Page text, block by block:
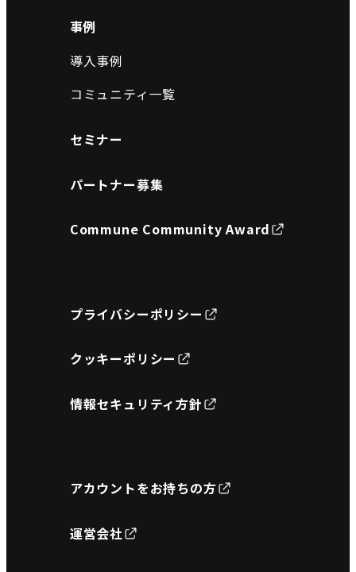
事例
導入事例
コミュニティ一覧
セミナー
パートナー募集
Commune Community Award
プライバシーポリシー
クッキーポリシー
情報セキュリティ方針
アカウントをお持ちの方
運営会社